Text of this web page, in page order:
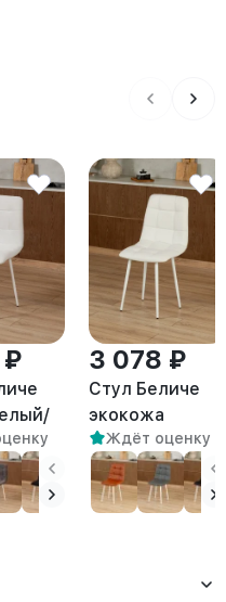
₽ 3 078 ₽
Стул Беличе
экокожа
белый/белый
Ждёт оценку